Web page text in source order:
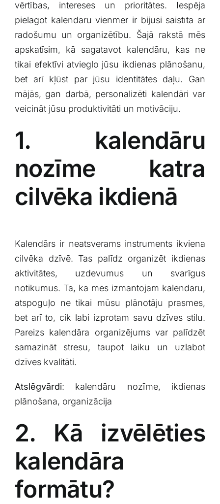
vērtības, intereses un prioritātes. Iespēja
pielāgot ​kalendāru vienmēr ir⁣ bijusi ​saistīta‍ ar‍
radošumu un organizētību. Šajā rakstā mēs
apskatīsim, kā sagatavot kalendāru, ‍kas ne
tikai efektīvi atvieglo jūsu⁤ ikdienas plānošanu,
bet arī kļūst par jūsu identitātes daļu. Gan
mājās, gan darbā, personalizēti kalendāri var
veicināt ‍jūsu produktivitāti un motivāciju.
1. kalendāru
nozīme katra
cilvēka ikdienā
Kalendārs ir neatsverams​ instruments ikviena
cilvēka dzīvē. Tas palīdz organizēt ikdienas
aktivitātes, uzdevumus un svarīgus
notikumus. Tā, kā‍ mēs izmantojam kalendāru,
atspoguļo ne tikai mūsu plānotāju prasmes,
‌bet arī ​to, cik labi izprotam savu dzīves stilu.
Pareizs kalendāra‌ organizējums ​var palīdzēt
samazināt stresu, taupot laiku​ un uzlabot
dzīves kvalitāti.
Atslēgvārdi: kalendāru nozīme, ⁣ikdienas
plānošana, organizācija
2. Kā izvēlēties
kalendāra
formātu?